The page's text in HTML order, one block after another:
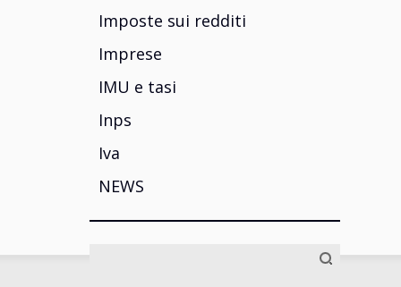
Imposte sui redditi
Imprese
IMU e tasi
Inps
Iva
NEWS
Ricerca